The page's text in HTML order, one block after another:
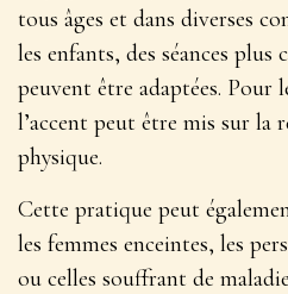
tous âges et dans diverses
les enfants, des séances
peuvent être adaptées. Pour
l’accent peut être mis sur la
physique.
Cette pratique peut
les femmes enceintes, les
ou celles souffrant de